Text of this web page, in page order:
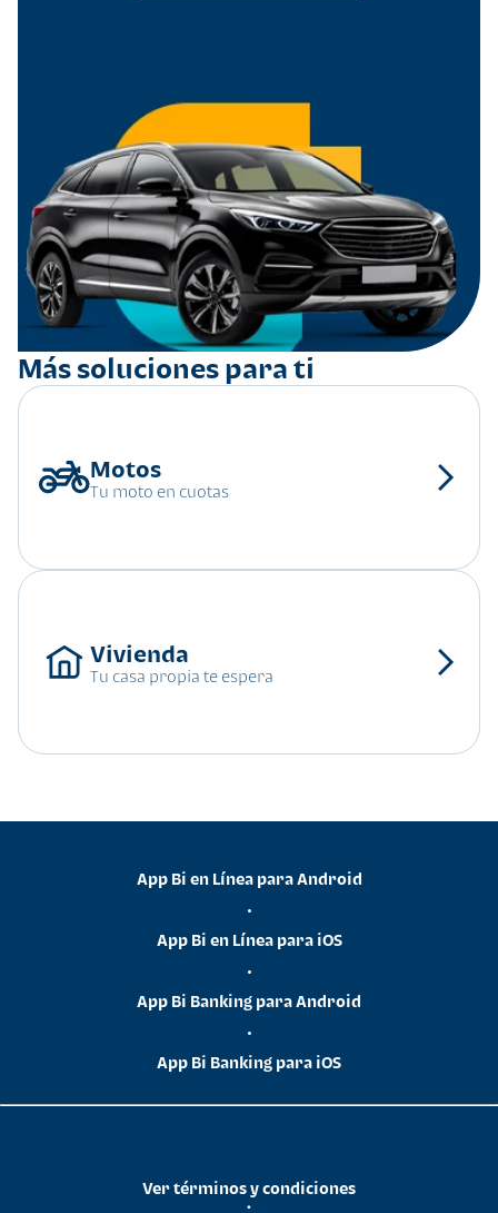
Más soluciones para ti
Tu moto en cuotas
Tu casa propia te espera
App Bi en Línea para Android
•
App Bi en Línea para iOS
•
App Bi Banking para Android
•
App Bi Banking para iOS
•
Ver términos y condiciones